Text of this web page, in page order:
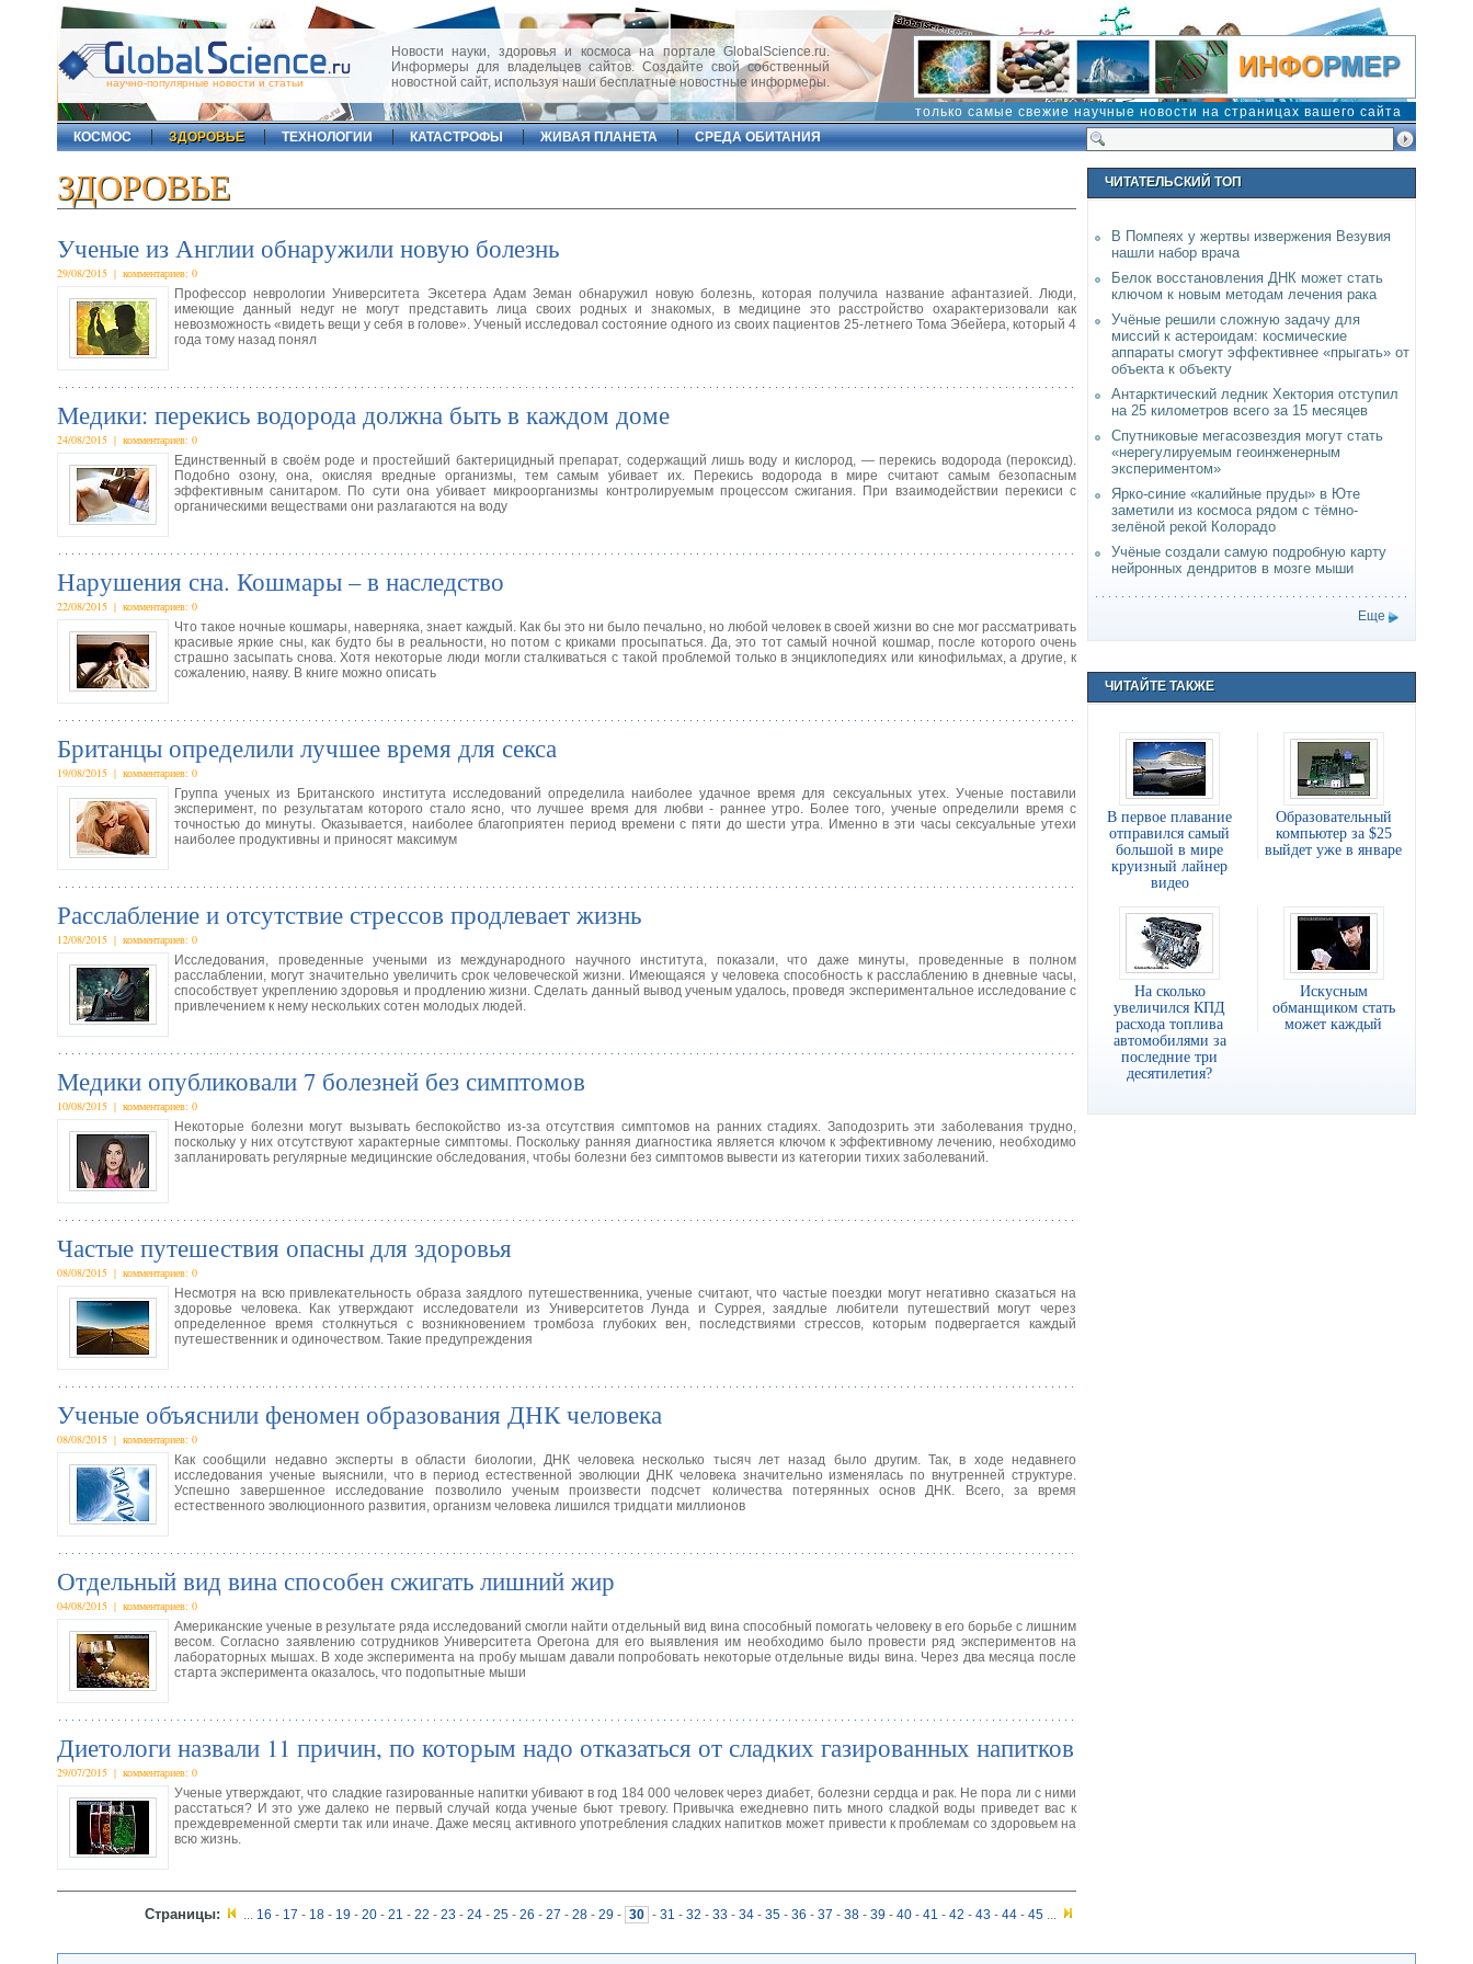
научно-популярные новости и статьи
Новости науки, здоровья и космоса на портале GlobalScience.ru.
Информеры для владельцев сайтов. Создайте свой собственный
новостной сайт, используя наши бесплатные новостные информеры.
только самые свежие научные новости на страницах вашего сайта
КОСМОС
ЗДОРОВЬЕ ТЕХНОЛОГИИ КАТАСТРОФЫ ЖИВАЯ ПЛАНЕТА СРЕДА ОБИТАНИЯ
ЗДОРОВЬЕ
Ученые из Англии обнаружили новую болезнь
29/08/2015 | комментариев: 0
Профессор неврологии Университета Эксетера Адам Земан обнаружил новую болезнь, которая получила название афантазией. Люди,
имеющие данный недуг не могут представить лица своих родных и знакомых, в медицине это расстройство охарактеризовали как
невозможность «видеть вещи у себя в голове». Ученый исследовал состояние одного из своих пациентов 25-летнего Тома Эбейера, который 4
года тому назад понял
Медики: перекись водорода должна быть в каждом доме
24/08/2015 | комментариев: 0
Единственный в своём роде и простейший бактерицидный препарат, содержащий лишь воду и кислород, — перекись водорода (пероксид).
Подобно озону, она, окисляя вредные организмы, тем самым убивает их. Перекись водорода в мире считают самым безопасным
эффективным санитаром. По сути она убивает микроорганизмы контролируемым процессом сжигания. При взаимодействии перекиси с
органическими веществами они разлагаются на воду
Нарушения сна. Кошмары – в наследство
22/08/2015 | комментариев: 0
Что такое ночные кошмары, наверняка, знает каждый. Как бы это ни было печально, но любой человек в своей жизни во сне мог рассматривать
красивые яркие сны, как будто бы в реальности, но потом с криками просыпаться. Да, это тот самый ночной кошмар, после которого очень
страшно засыпать снова. Хотя некоторые люди могли сталкиваться с такой проблемой только в энциклопедиях или кинофильмах, а другие, к
сожалению, наяву. В книге можно описать
Британцы определили лучшее время для секса
19/08/2015 | комментариев: 0
Группа ученых из Британского института исследований определила наиболее удачное время для сексуальных утех. Ученые поставили
эксперимент, по результатам которого стало ясно, что лучшее время для любви - раннее утро. Более того, ученые определили время с
точностью до минуты. Оказывается, наиболее благоприятен период времени с пяти до шести утра. Именно в эти часы сексуальные утехи
наиболее продуктивны и приносят максимум
Расслабление и отсутствие стрессов продлевает жизнь
12/08/2015 | комментариев: 0
Исследования, проведенные учеными из международного научного института, показали, что даже минуты, проведенные в полном
расслаблении, могут значительно увеличить срок человеческой жизни. Имеющаяся у человека способность к расслаблению в дневные часы,
способствует укреплению здоровья и продлению жизни. Сделать данный вывод ученым удалось, проведя экспериментальное исследование с
привлечением к нему нескольких сотен молодых людей.
Медики опубликовали 7 болезней без симптомов
10/08/2015 | комментариев: 0
Некоторые болезни могут вызывать беспокойство из-за отсутствия симптомов на ранних стадиях. Заподозрить эти заболевания трудно,
поскольку у них отсутствуют характерные симптомы. Поскольку ранняя диагностика является ключом к эффективному лечению, необходимо
запланировать регулярные медицинские обследования, чтобы болезни без симптомов вывести из категории тихих заболеваний.
Частые путешествия опасны для здоровья
08/08/2015 | комментариев: 0
Несмотря на всю привлекательность образа заядлого путешественника, ученые считают, что частые поездки могут негативно сказаться на
здоровье человека. Как утверждают исследователи из Университетов Лунда и Суррея, заядлые любители путешествий могут через
определенное время столкнуться с возникновением тромбоза глубоких вен, последствиями стрессов, которым подвергается каждый
путешественник и одиночеством. Такие предупреждения
Ученые объяснили феномен образования ДНК человека
08/08/2015 | комментариев: 0
Как сообщили недавно эксперты в области биологии, ДНК человека несколько тысяч лет назад было другим. Так, в ходе недавнего
исследования ученые выяснили, что в период естественной эволюции ДНК человека значительно изменялась по внутренней структуре.
Успешно завершенное исследование позволило ученым произвести подсчет количества потерянных основ ДНК. Всего, за время
естественного эволюционного развития, организм человека лишился тридцати миллионов
Отдельный вид вина способен сжигать лишний жир
04/08/2015 | комментариев: 0
Американские ученые в результате ряда исследований смогли найти отдельный вид вина способный помогать человеку в его борьбе с лишним
весом. Согласно заявлению сотрудников Университета Орегона для его выявления им необходимо было провести ряд экспериментов на
лабораторных мышах. В ходе эксперимента на пробу мышам давали попробовать некоторые отдельные виды вина. Через два месяца после
старта эксперимента оказалось, что подопытные мыши
Диетологи назвали 11 причин, по которым надо отказаться от сладких газированных напитков
29/07/2015 | комментариев: 0
Ученые утверждают, что сладкие газированные напитки убивают в год 184 000 человек через диабет, болезни сердца и рак. Не пора ли с ними
расстаться? И это уже далеко не первый случай когда ученые бьют тревогу. Привычка ежедневно пить много сладкой воды приведет вас к
преждевременной смерти так или иначе. Даже месяц активного употребления сладких напитков может привести к проблемам со здоровьем на
всю жизнь.
Страницы: ... 16 - 17 - 18 - 19 - 20 - 21 - 22 - 23 - 24 - 25 - 26 - 27 - 28 - 29 - 30 - 31 - 32 - 33 - 34 - 35 - 36 - 37 - 38 - 39 - 40 - 41 - 42 - 43 - 44 - 45 ...
ЧИТАТЕЛЬСКИЙ ТОП
В Помпеях у жертвы извержения Везувия
нашли набор врача
Белок восстановления ДНК может стать
ключом к новым методам лечения рака
Учёные решили сложную задачу для
миссий к астероидам: космические
аппараты смогут эффективнее «прыгать» от
объекта к объекту
Антарктический ледник Хектория отступил
на 25 километров всего за 15 месяцев
Спутниковые мегасозвездия могут стать
«нерегулируемым геоинженерным
экспериментом»
Ярко-синие «калийные пруды» в Юте
заметили из космоса рядом с тёмно-
зелёной рекой Колорадо
Учёные создали самую подробную карту
нейронных дендритов в мозге мыши
Еще
ЧИТАЙТЕ ТАКЖЕ
В первое плавание
отправился самый
большой в мире
круизный лайнер
видео
Образовательный
компьютер за $25
выйдет уже в январе
На сколько
увеличился КПД
расхода топлива
автомобилями за
последние три
десятилетия?
Искусным
обманщиком стать
может каждый